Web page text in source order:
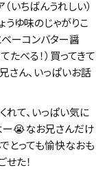
いちばんうれしい）
うゆ味のじゃがりこ
ベーコンバター醤
たべる！）買ってきて
さん、いっぱいお話
て、いっぱい気に
ー😭なお兄さんだけ
とっても愉快なおも
た！